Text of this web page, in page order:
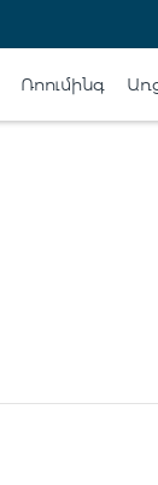
Ռոումինգ